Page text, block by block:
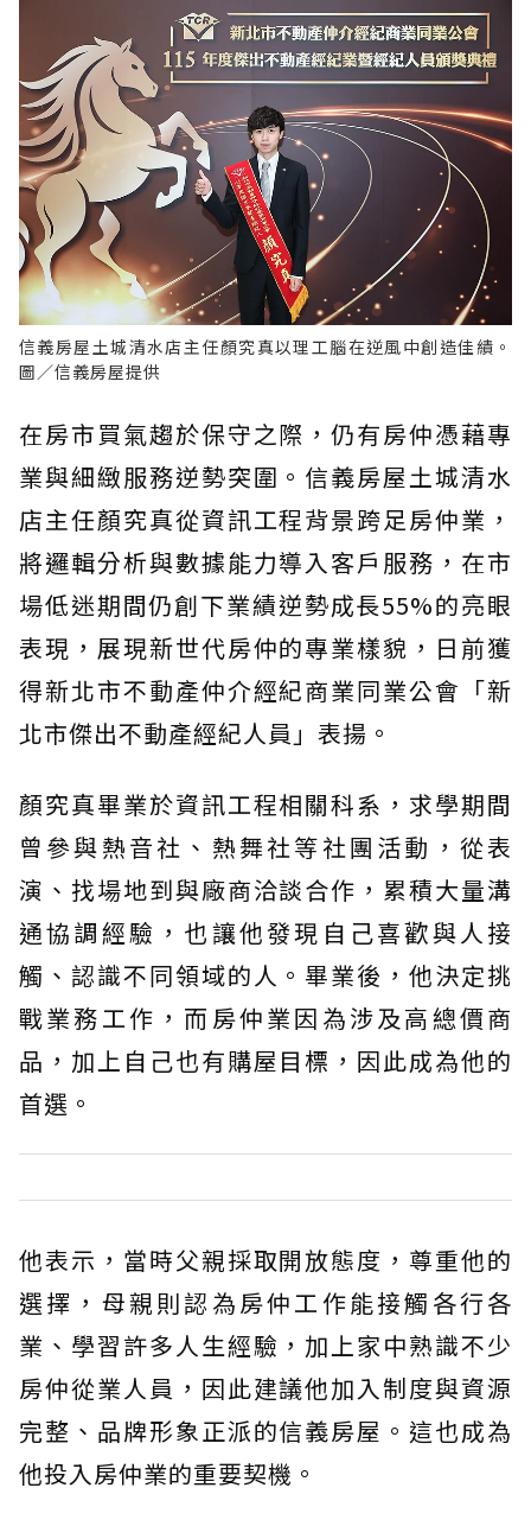
信義房屋土城清水店主任顏究真以理工腦在逆風中創造佳績。
圖／信義房屋提供
在房市買氣趨於保守之際，仍有房仲憑藉專
業與細緻服務逆勢突圍。信義房屋土城清水
店主任顏究真從資訊工程背景跨足房仲業，
將邏輯分析與數據能力導入客戶服務，在市
場低迷期間仍創下業績逆勢成長55%的亮眼
表現，展現新世代房仲的專業樣貌，日前獲
得新北市不動產仲介經紀商業同業公會「新
北市傑出不動產經紀人員」表揚。
顏究真畢業於資訊工程相關科系，求學期間
曾參與熱音社、熱舞社等社團活動，從表
演、找場地到與廠商洽談合作，累積大量溝
通協調經驗，也讓他發現自己喜歡與人接
觸、認識不同領域的人。畢業後，他決定挑
戰業務工作，而房仲業因為涉及高總價商
品，加上自己也有購屋目標，因此成為他的
首選。
他表示，當時父親採取開放態度，尊重他的
選擇，母親則認為房仲工作能接觸各行各
業、學習許多人生經驗，加上家中熟識不少
房仲從業人員，因此建議他加入制度與資源
完整、品牌形象正派的信義房屋。這也成為
他投入房仲業的重要契機。